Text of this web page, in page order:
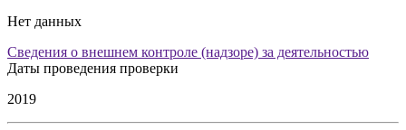
Нет данных
Сведения о внешнем контроле (надзоре) за деятельностью
Даты проведения проверки
2019